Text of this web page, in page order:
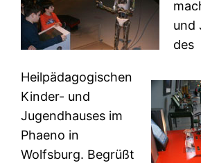
und
des
Heilpädagogischen
Kinder- und
Jugendhauses im
Phaeno in
Wolfsburg. Begrüßt